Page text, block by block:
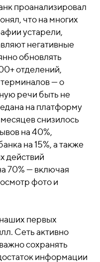
проанализировал
что на многих
устарели,
негативные
обновлять
отделений,
— о
речи быть не
на платформу
снизилось
на 40%,
на 15%, а также
действий
70% — включая
фото и
первых
Сеть активно
сохранять
информации